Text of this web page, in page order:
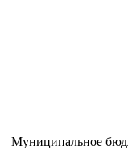
Муниципальное